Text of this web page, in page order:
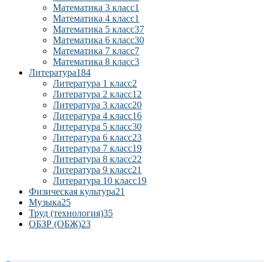
Математика 3 класс1
Математика 4 класс1
Математика 5 класс37
Математика 6 класс30
Математика 7 класс7
Математика 8 класс3
Литература184
Литература 1 класс2
Литература 2 класс12
Литература 3 класс20
Литература 4 класс16
Литература 5 класс30
Литература 6 класс23
Литература 7 класс19
Литература 8 класс22
Литература 9 класс21
Литература 10 класс19
Физическая культура21
Музыка25
Труд (технология)35
ОБЗР (ОБЖ)23